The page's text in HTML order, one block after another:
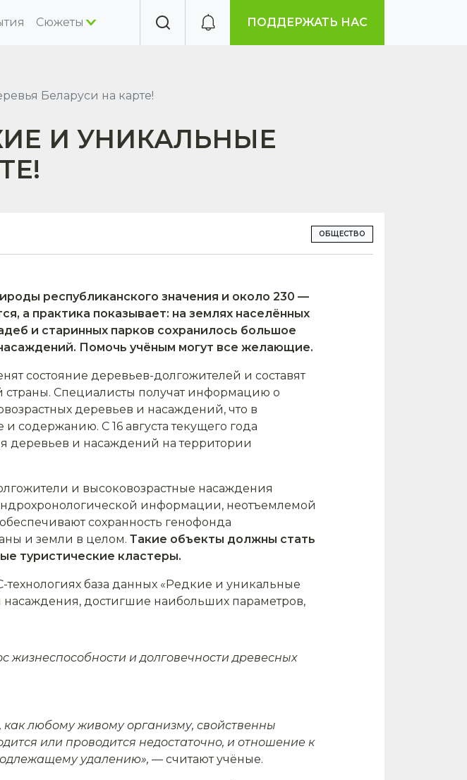
Сюжеты ПОДДЕРЖАТЬ НАС
Беларуси на карте!
И УНИКАЛЬНЫЕ
ОБЩЕСТВО
республиканского значения и около 230 —
а практика показывает: на землях населённых
и старинных парков сохранилось большое
Помочь учёным могут все желающие.
состояние деревьев-долгожителей и составят
Специалисты получат информацию о
деревьев и насаждений, что в
C 16 августа текущего года
деревьев и насаждений на территории
и высоковозрастные насаждения
информации, неотъемлемой
сохранность генофонда
и земли в целом. Такие объекты должны стать
туристические кластеры.
база данных «Редкие и уникальные
достигшие наибольших параметров,
жизнеспособности и долговечности древесных
как любому живому организму, свойственны
или проводится недостаточно, и отношение к
удалению», — считают учёные.